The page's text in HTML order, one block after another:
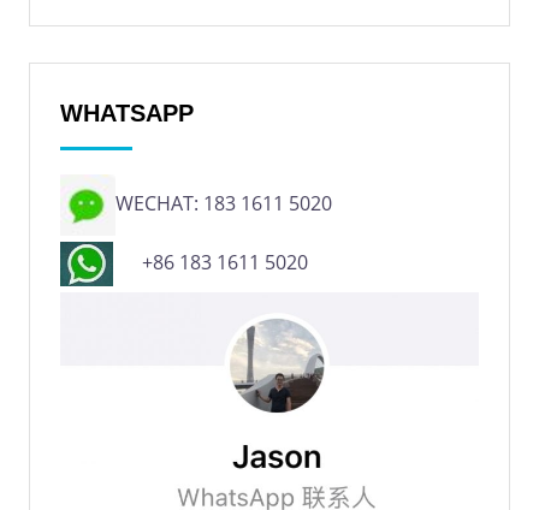
WHATSAPP
WECHAT: 183 1611 5020
+86 183 1611 5020